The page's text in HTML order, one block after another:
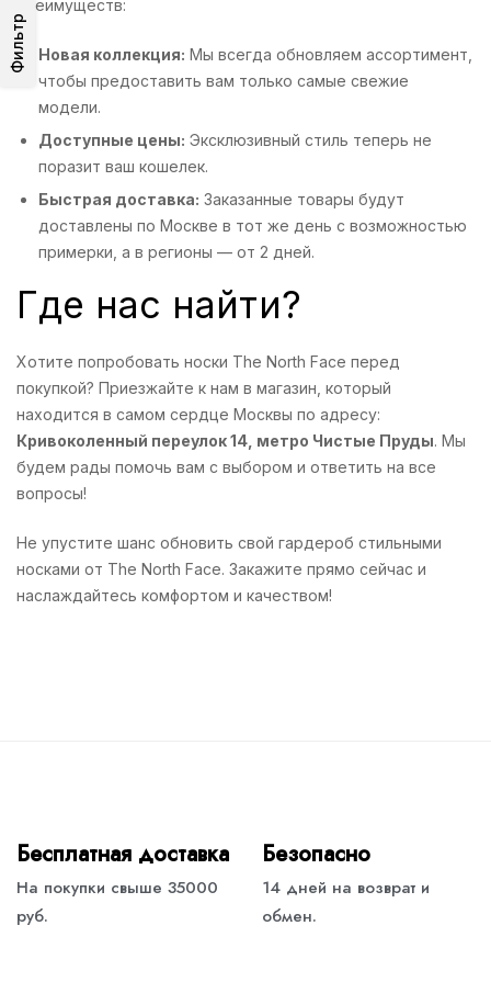
Фильтр
преимуществ:
Новая коллекция: Мы всегда обновляем ассортимент,
чтобы предоставить вам только самые свежие
модели.
Доступные цены: Эксклюзивный стиль теперь не
поразит ваш кошелек.
Быстрая доставка: Заказанные товары будут
доставлены по Москве в тот же день с возможностью
примерки, а в регионы — от 2 дней.
Где нас найти?
Хотите попробовать носки The North Face перед
покупкой? Приезжайте к нам в магазин, который
находится в самом сердце Москвы по адресу:
Кривоколенный переулок 14, метро Чистые Пруды. Мы
будем рады помочь вам с выбором и ответить на все
вопросы!
Не упустите шанс обновить свой гардероб стильными
носками от The North Face. Закажите прямо сейчас и
наслаждайтесь комфортом и качеством!
Бесплатная доставка
На покупки свыше 35000
руб.
Безопасно
14 дней на возврат и
обмен.